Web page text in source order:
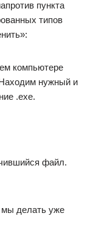
пункта
типов
компьютере
Находим нужный и
.ехе.
файл.
мы делать уже